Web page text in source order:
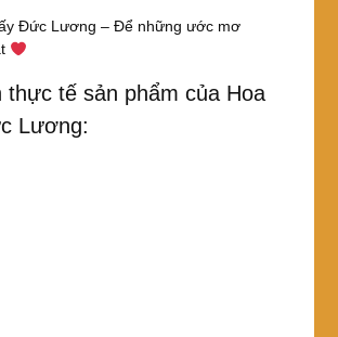
Đức Lương – Để những ước mơ
thực tế sản phẩm của Hoa
Lương: